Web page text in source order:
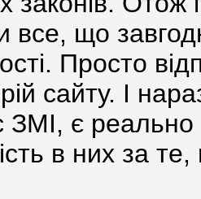
все, що
Просто
сайту. І
ЗМІ, є
в них за